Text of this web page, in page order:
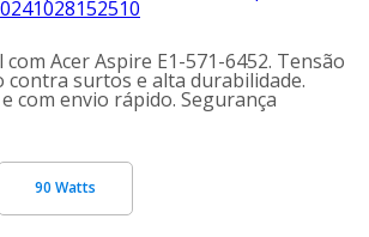
Acer Aspire E1-571-6452. Tensão
contra surtos e alta durabilidade.
com envio rápido. Segurança
90 Watts